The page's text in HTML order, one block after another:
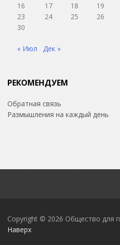
16
17 18 19
23
24 25 26
30
« Июл Дек »
РЕКОМЕНДУЕМ
Обратная связь
Размышления на каждый день
Copyright © 2026 Общество для
Наверх